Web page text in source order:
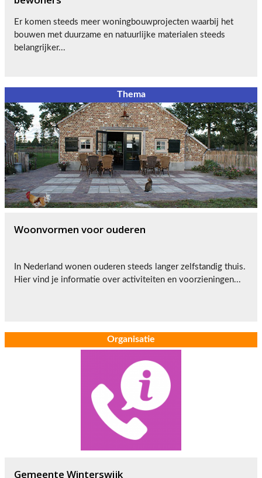
Er komen steeds meer woningbouwprojecten waarbij het
bouwen met duurzame en natuurlijke materialen steeds
belangrijker...
Thema
Woonvormen voor ouderen
In Nederland wonen ouderen steeds langer zelfstandig thuis.
Hier vind je informatie over activiteiten en voorzieningen...
Organisatie
Gemeente Winterswijk